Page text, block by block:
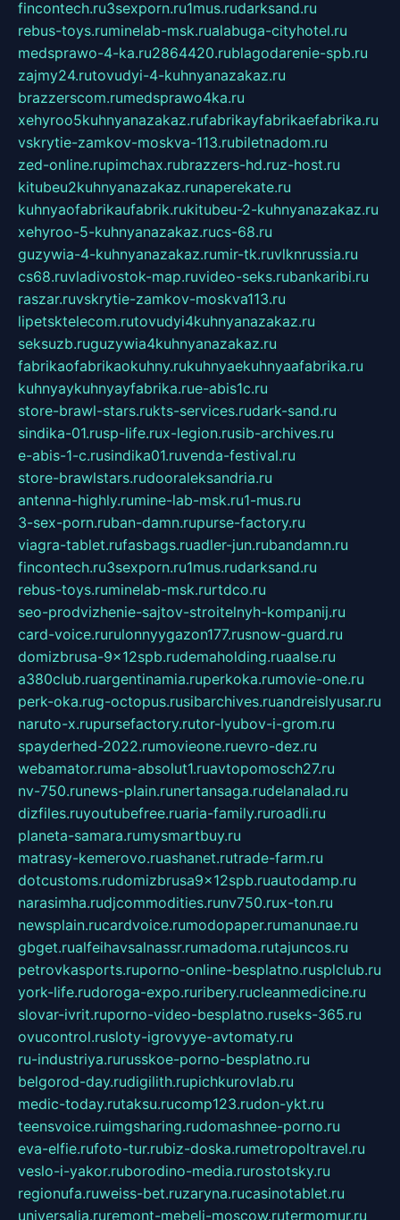
fincontech.ru3sexporn.ru1mus.rudarksand.ru
rebus-toys.ruminelab-msk.rualabuga-cityhotel.ru
medsprawo-4-ka.ru2864420.rublagodarenie-spb.ru
zajmy24.rutovudyi-4-kuhnyanazakaz.ru
brazzerscom.rumedsprawo4ka.ru
xehyroo5kuhnyanazakaz.rufabrikayfabrikaefabrika.ru
vskrytie-zamkov-moskva-113.rubiletnadom.ru
zed-online.rupimchax.rubrazzers-hd.ruz-host.ru
kitubeu2kuhnyanazakaz.runaperekate.ru
kuhnyaofabrikaufabrik.rukitubeu-2-kuhnyanazakaz.ru
xehyroo-5-kuhnyanazakaz.rucs-68.ru
guzywia-4-kuhnyanazakaz.rumir-tk.ruvlknrussia.ru
cs68.ruvladivostok-map.ruvideo-seks.rubankaribi.ru
raszar.ruvskrytie-zamkov-moskva113.ru
lipetsktelecom.rutovudyi4kuhnyanazakaz.ru
seksuzb.ruguzywia4kuhnyanazakaz.ru
fabrikaofabrikaokuhny.rukuhnyaekuhnyaafabrika.ru
kuhnyaykuhnyayfabrika.rue-abis1c.ru
store-brawl-stars.rukts-services.rudark-sand.ru
sindika-01.rusp-life.rux-legion.rusib-archives.ru
e-abis-1-c.rusindika01.ruvenda-festival.ru
store-brawlstars.rudooraleksandria.ru
antenna-highly.rumine-lab-msk.ru1-mus.ru
3-sex-porn.ruban-damn.rupurse-factory.ru
viagra-tablet.rufasbags.ruadler-jun.rubandamn.ru
fincontech.ru3sexporn.ru1mus.rudarksand.ru
rebus-toys.ruminelab-msk.rurtdco.ru
seo-prodvizhenie-sajtov-stroitelnyh-kompanij.ru
card-voice.rurulonnyygazon177.rusnow-guard.ru
domizbrusa-9x12spb.rudemaholding.ruaalse.ru
a380club.ruargentinamia.ruperkoka.rumovie-one.ru
perk-oka.rug-octopus.rusibarchives.ruandreislyusar.ru
naruto-x.rupursefactory.rutor-lyubov-i-grom.ru
spayderhed-2022.rumovieone.ruevro-dez.ru
webamator.ruma-absolut1.ruavtopomosch27.ru
nv-750.runews-plain.runertansaga.rudelanalad.ru
dizfiles.ruyoutubefree.ruaria-family.ruroadli.ru
planeta-samara.rumysmartbuy.ru
matrasy-kemerovo.ruashanet.rutrade-farm.ru
dotcustoms.rudomizbrusa9x12spb.ruautodamp.ru
narasimha.rudjcommodities.runv750.rux-ton.ru
newsplain.rucardvoice.rumodopaper.rumanunae.ru
gbget.rualfeihavsalnassr.rumadoma.rutajuncos.ru
petrovkasports.ruporno-online-besplatno.rusplclub.ru
york-life.rudoroga-expo.ruribery.rucleanmedicine.ru
slovar-ivrit.ruporno-video-besplatno.ruseks-365.ru
ovucontrol.rusloty-igrovyye-avtomaty.ru
ru-industriya.rurusskoe-porno-besplatno.ru
belgorod-day.rudigilith.rupichkurovlab.ru
medic-today.rutaksu.rucomp123.rudon-ykt.ru
teensvoice.ruimgsharing.rudomashnee-porno.ru
eva-elfie.rufoto-tur.rubiz-doska.rumetropoltravel.ru
veslo-i-yakor.ruborodino-media.rurostotsky.ru
regionufa.ruweiss-bet.ruzaryna.rucasinotablet.ru
universalia.ruremont-mebeli-moscow.rutermomur.ru